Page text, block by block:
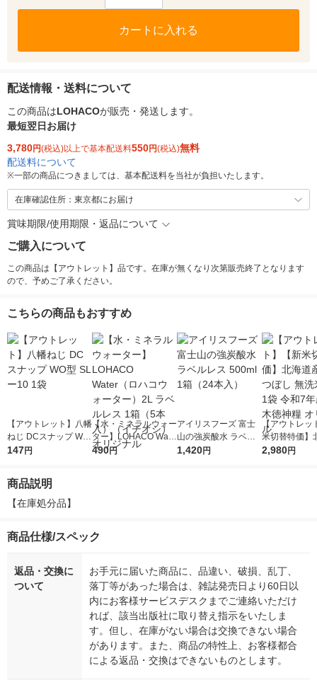
カートに入れる
配送情報・送料について
この商品はLOHACOが販売・発送します。
最短翌日お届け
3,780円(税込)以上で基本配送料550円(税込)無料
配送料について
※一部の商品につきましては、基本配送料を当社が負担いたします。
在庫確認住所：東京都にお届け
賞味期限/使用期限・返品について
ご購入について
この商品は【アウトレット】品です。在庫が無くなり次第販売終了となります
ので、予めご了承ください。
こちらの商品もおすすめ
【アウトレット】八幡
ねじ DCスナップ WO
型 SLー10 1袋
147円
【水・ミネラルウォー
ター】LOHACO Wate
r（ロハコウォータ
490円
アイリスフーズ 富士
山の強炭酸水 ラベル
レス 500ml 1箱（24
1,420円
【アウトレッ
米切替特価】
ななつぼし 無
2,980円
商品説明
【在庫処分品】
商品仕様/スペック
返品・交換に
ついて
お手元に届いた商品に、品違い、破損、乱丁、
落丁等があった場合は、雑誌発売日より60日以
内にお客様サービスデスクまでご連絡いただけ
れば、該当出版社に取り替え指示をいたしま
す。但し、在庫がない場合は交換できない場合
があります。また、商品の特性上、お客様都合
による返品・交換はできないものとします。